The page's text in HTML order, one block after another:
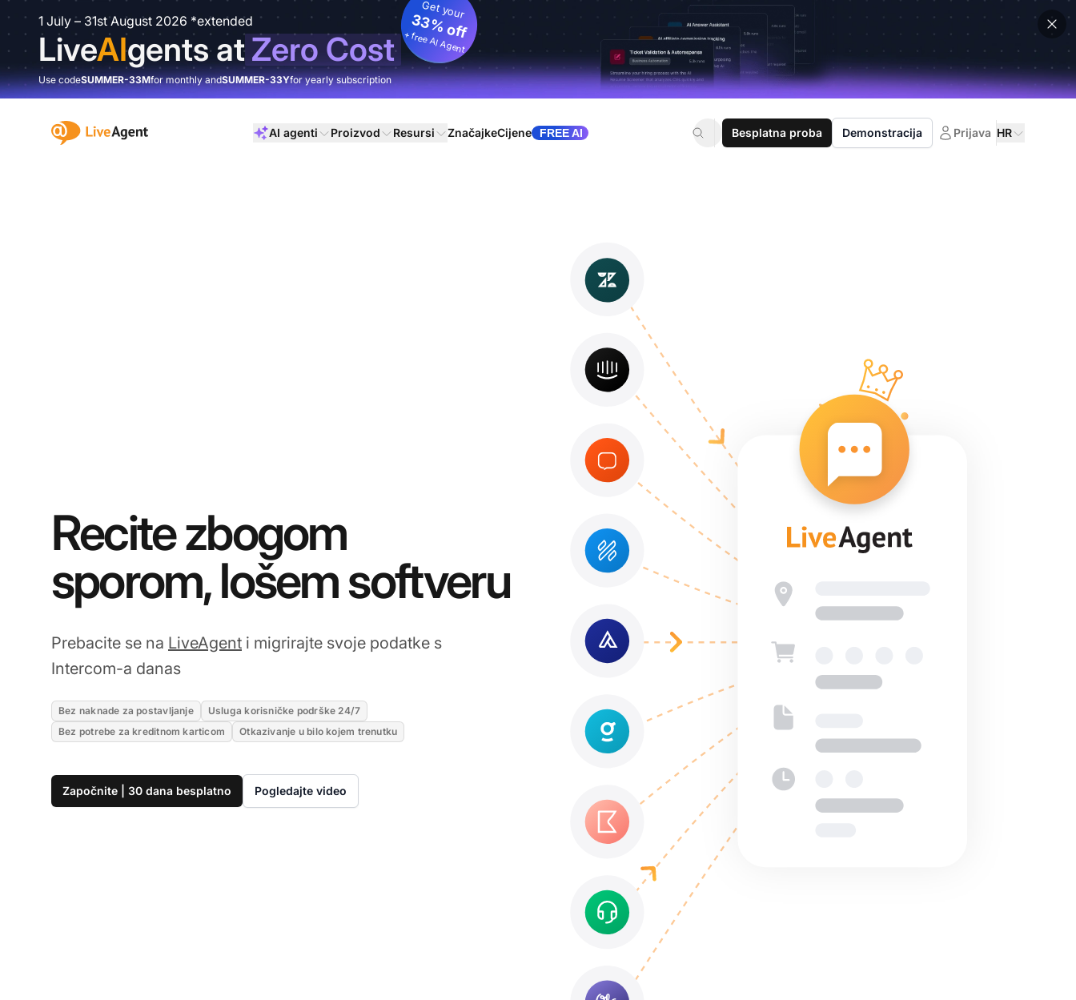
1 July – 31st August 2026 *extended
LiveAIgents atZero Cost
Get your
33% off
+ free AI Agent
Use codeSUMMER-33Mfor monthly andSUMMER-33Yfor yearly subscription
:site.title AI agenti Proizvod Resursi ZnačajkeCijene FREE AI Besplatna proba Demonstracija Prijava HR
Recite zbogom
sporom, lošem softveru
Prebacite se na LiveAgent i migrirajte svoje podatke s
Intercom-a danas
Bez naknade za postavljanje
Usluga korisničke podrške 24/7
Bez potrebe za kreditnom karticom
Otkazivanje u bilo kojem trenutku
Započnite | 30 dana besplatno Pogledajte video